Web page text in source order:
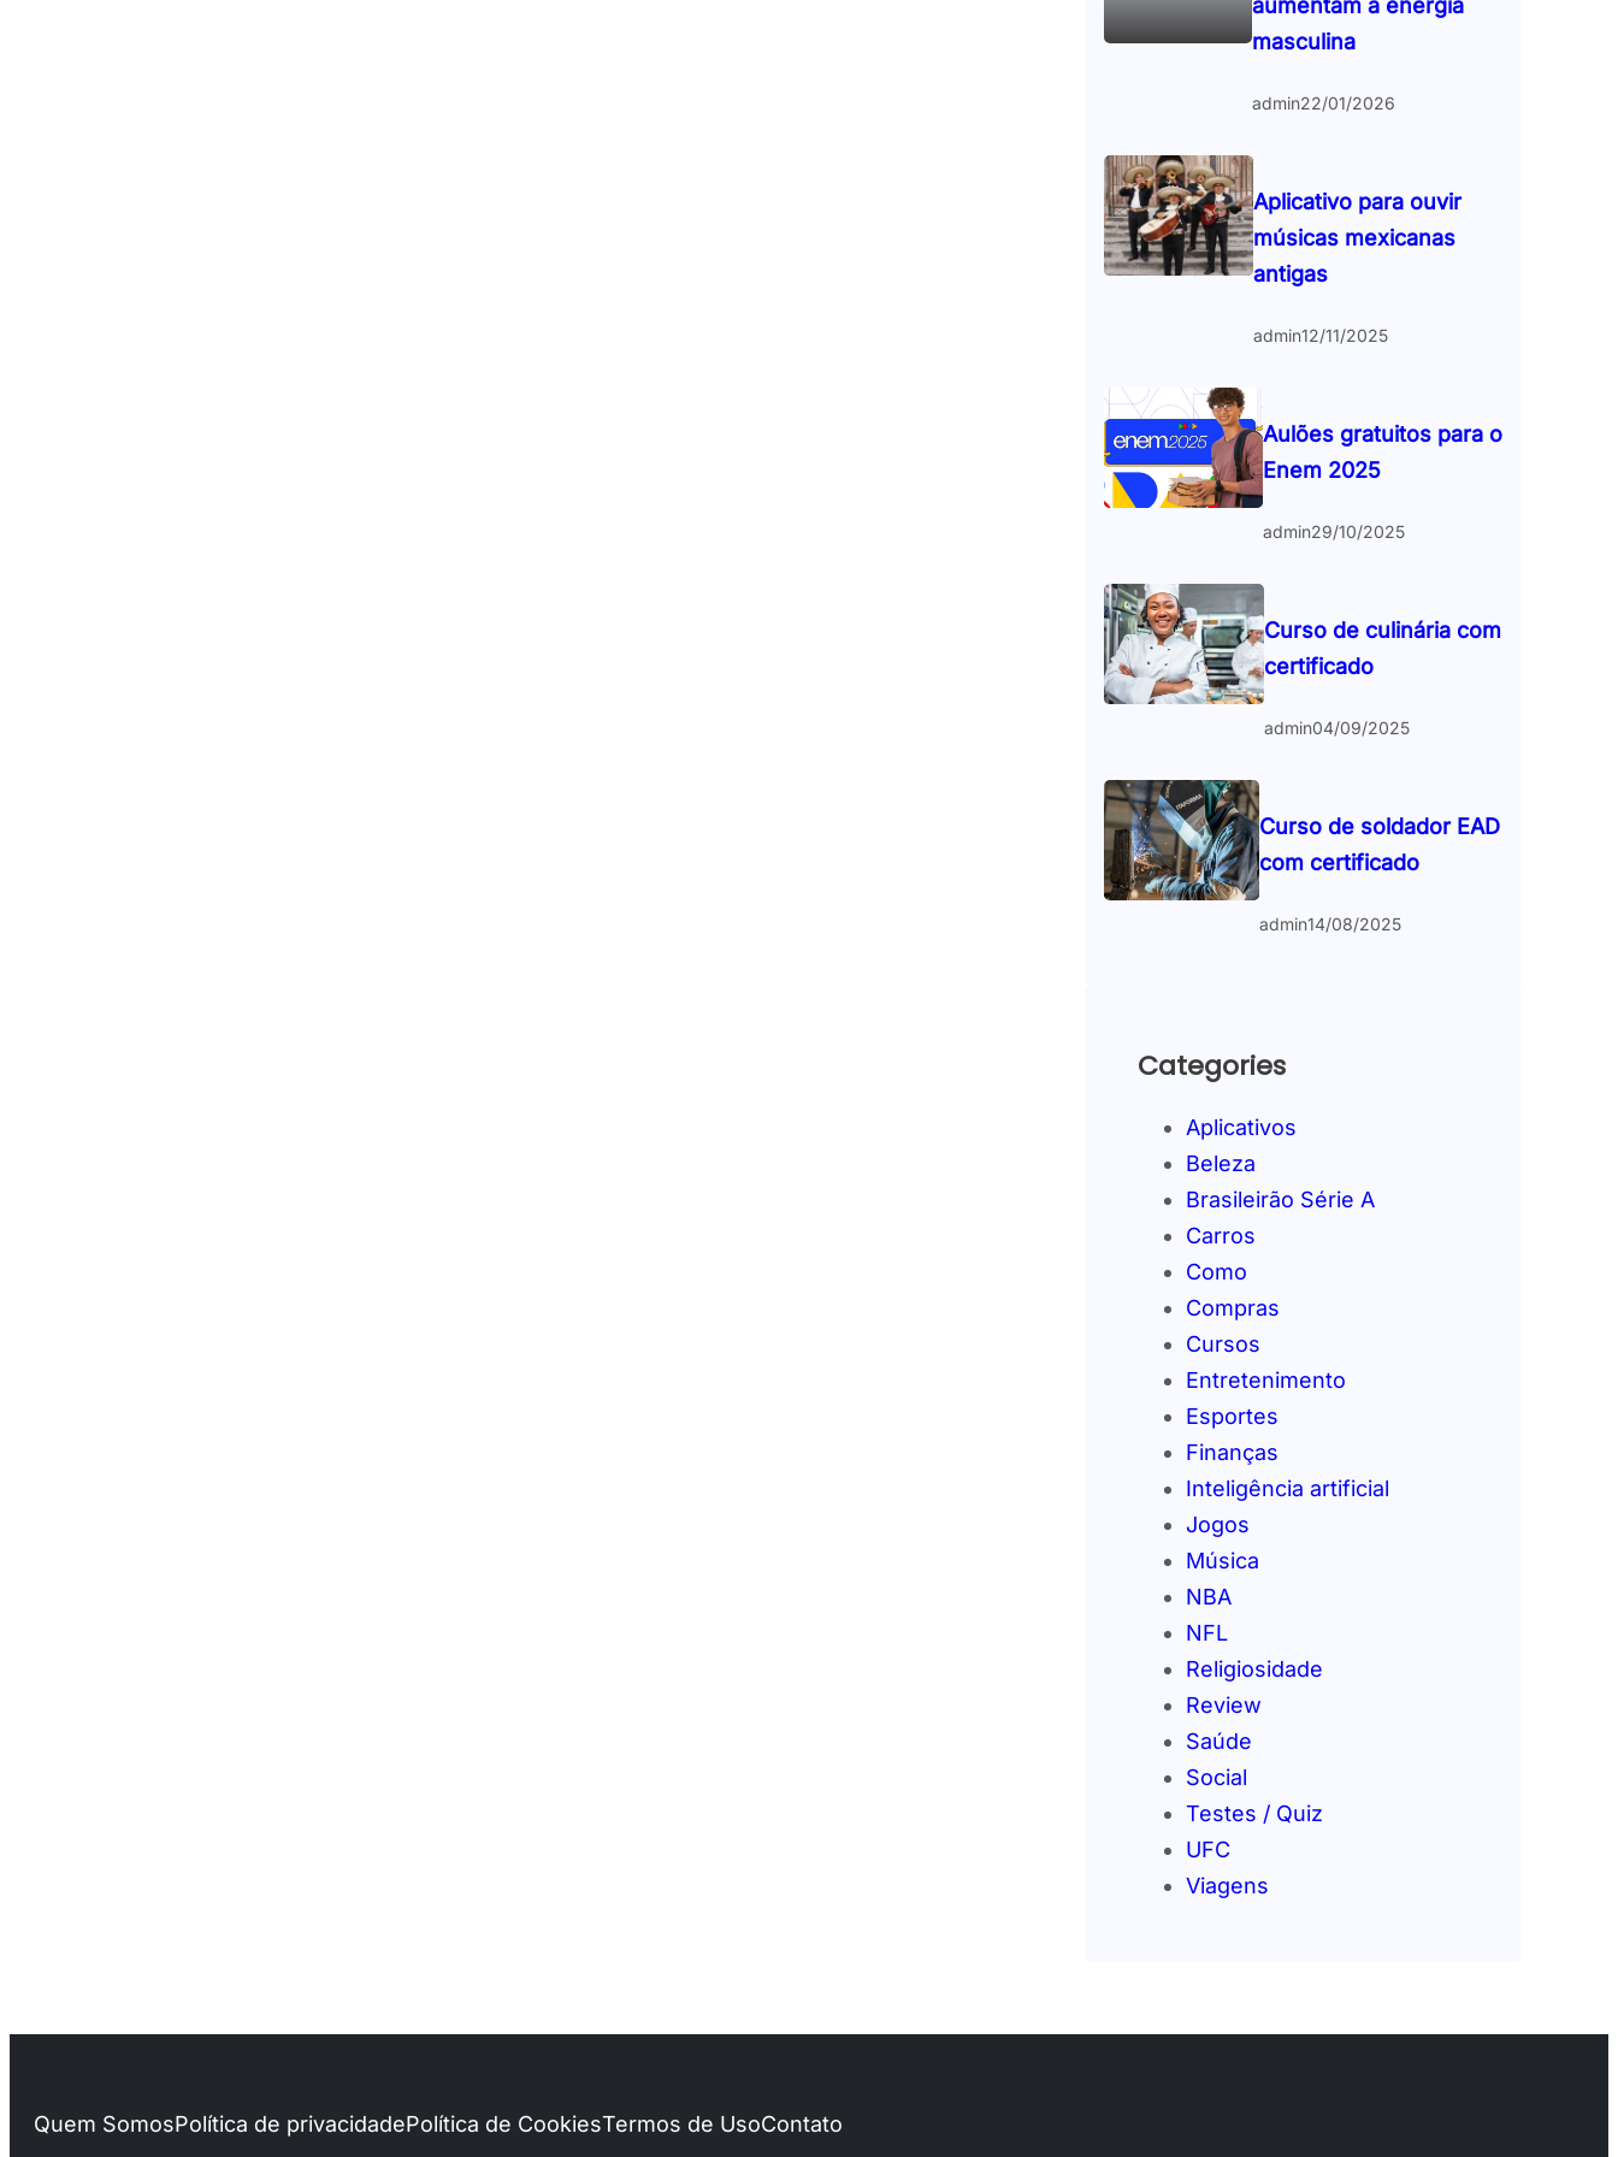
aumentam a energia
masculina
admin22/01/2026
Aplicativo para ouvir
músicas mexicanas
antigas
admin12/11/2025
Aulões gratuitos para o
Enem 2025
admin29/10/2025
Curso de culinária com
certificado
admin04/09/2025
Curso de soldador EAD
com certificado
admin14/08/2025
Categories
Aplicativos
Beleza
Brasileirão Série A
Carros
Como
Compras
Cursos
Entretenimento
Esportes
Finanças
Inteligência artificial
Jogos
Música
NBA
NFL
Religiosidade
Review
Saúde
Social
Testes / Quiz
UFC
Viagens
Quem SomosPolítica de privacidadePolítica de CookiesTermos de UsoContato